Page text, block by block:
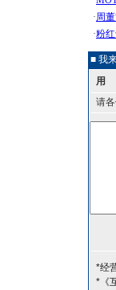
■ 我
用
请
*经
*《